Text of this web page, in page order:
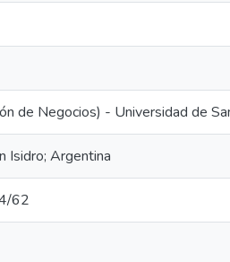
de Negocios) - Universidad de
Isidro; Argentina
62